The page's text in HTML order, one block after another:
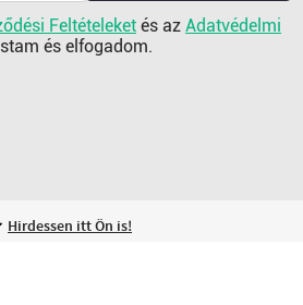
Feltételeket és az Adatvédelmi
és elfogadom.
Hirdessen itt Ön is!